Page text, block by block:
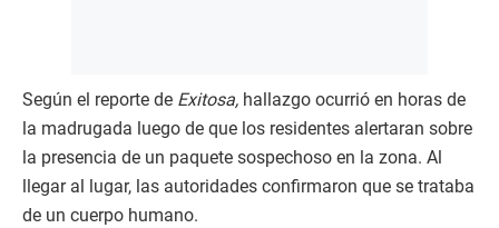
Según el reporte de Exitosa, hallazgo ocurrió en horas de
la madrugada luego de que los residentes alertaran sobre
la presencia de un paquete sospechoso en la zona. Al
llegar al lugar, las autoridades confirmaron que se trataba
de un cuerpo humano.